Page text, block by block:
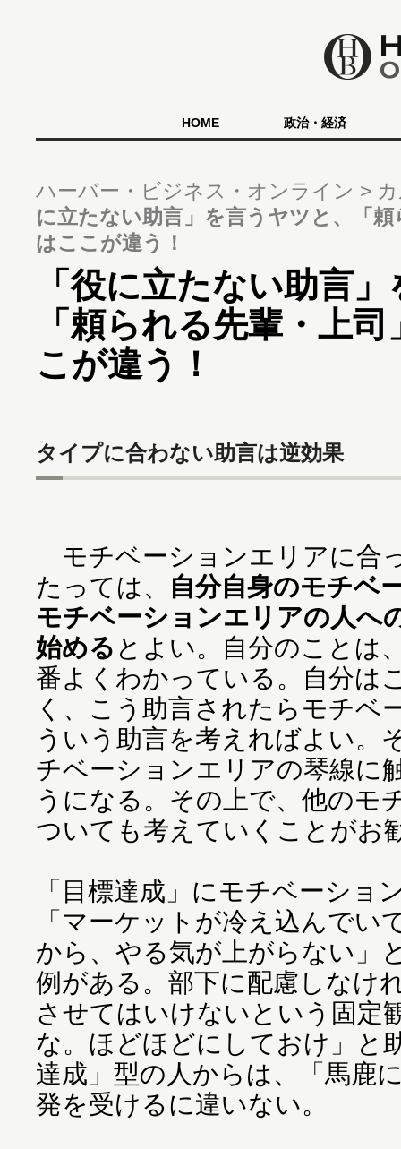
HOME 政治・経済
ハーバー・ビジネス・オンライン
に立たない助言」を言うヤツと、「
はここが違う！
「役に立たない助言
「頼られる先輩・上
こが違う！
タイプに合わない助言は逆効果
モチベーションエリアに合
たっては、
自分自身のモチベ
モチベーションエリアの人へ
始める とよい。自分のことは
番よくわかっている。自分は
く、こう助言されたらモチベ
ういう助言を考えればよい。
チベーションエリアの琴線に
うになる。その上で、他のモ
ついても考えていくことがお
「目標達成」にモチベーショ
「マーケットが冷え込んでい
から、やる気が上がらない」
例がある。部下に配慮しなけ
させてはいけないという固定
な。ほどほどにしておけ」と
達成」型の人からは、「馬鹿
発を受けるに違いない。